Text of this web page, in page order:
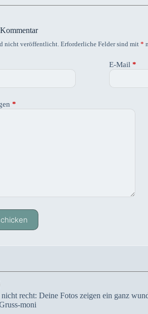
nicht veröffentlicht. Erforderliche Felder sind mit *
E-Mail*
*
recht: Deine Fotos zeigen ein ganz
moni